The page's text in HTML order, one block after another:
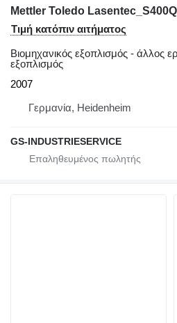
Mettler Toledo Lasentec_S400Q
Τιμή κατόπιν αιτήματος
Βιομηχανικός εξοπλισμός - άλλος
εξοπλισμός
2007
Γερμανία, Heidenheim
GS-INDUSTRIESERVICE